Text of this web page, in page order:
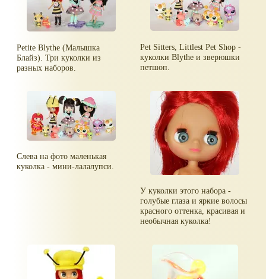
Petite Blythe (Малышка
Блайз). Три куколки из
разных наборов.
Pet Sitters, Littlest Pet Shop -
куколки Blythe и зверюшки
петшоп.
Слева на фото маленькая
куколка - мини-лалалупси.
У куколки этого набора -
голубые глаза и яркие волосы
красного оттенка, красивая и
необычная куколка!